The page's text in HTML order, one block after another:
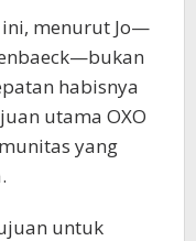
menurut Jo—
habisnya
utama OXO
yang
untuk